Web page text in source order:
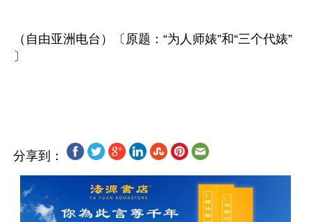
（自由亚洲电台）〔原题：“为人师婊”和“三个代婊”
〕
分享到：